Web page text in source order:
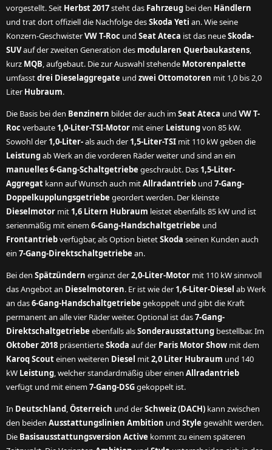
vorgestellt. Seit Herbst 2017steht das Fahrzeug bei den Händlern
und trat dort offiziell die Nachfolge desSkoda Yeti an. Wie seine
Konzern-GeschwisterVW T-Roc und Seat Ateca ist das neueSkoda-
SUVauf der zweiten Generation des modularen Querbaukastens,
kurz MQB, aufgebaut. Die zur Auswahl stehende Motorenpalette
umfasstdrei Dieselaggregate und zwei Ottomotoren mit 1,0 bis 2,0
Liter Hubraum.
Die Basis bei den Benzinern bildet der auch imSeat Ateca und VW T-
Rocverbaute 1,0-Liter-TSI-Motor mit einer Leistungvon 85 kW.
Sowohl der 1,0-Liter-als auch der 1,5-Liter-TSI mit 110 kW geben die
Leistungab Werk an die vorderen Räder weiter und sind an ein
manuelles 6-Gang-Schaltgetriebe geschraubt. Das 1,5-Liter-
Aggregat kann auf Wunsch auch mitAllradantrieb und 7-Gang-
Doppelkupplungsgetriebe geordert werden. Der kleinste
Dieselmotor mit 1,6 Litern Hubraum leistet ebenfalls 85 kW und ist
serienmäßig mit einem6-Gang-Handschaltgetriebe und
Frontantriebverfügbar, als Option bietetSkoda seinen Kunden auch
ein 7-Gang-Direktschaltgetriebe an.
Bei den Spätzündern ergänzt der2,0-Liter-Motor mit 110 kW sinnvoll
das Angebot an Dieselmotoren. Er ist wie der 1,6-Liter-Diesel ab Werk
an das6-Gang-Handschaltgetriebe gekoppelt und gibt die Kraft
permanent an alle vier Räder weiter. Optional ist das7-Gang-
Direktschaltgetriebe ebenfalls alsSonderausstattung bestellbar. Im
Oktober 2018 präsentierteSkoda auf der Paris Motor Show mit dem
Karoq Scouteinen weiteren Diesel mit2,0 Liter Hubraum und 140
kW Leistung, welcher standardmäßig über einen Allradantrieb
verfügt und mit einem7-Gang-DSGgekoppelt ist.
In Deutschland,Österreich und derSchweiz (DACH) kann zwischen
den beiden Ausstattungslinien Ambition und Style gewählt werden.
Die Basisausstattungsversion Active kommt zu einem späteren